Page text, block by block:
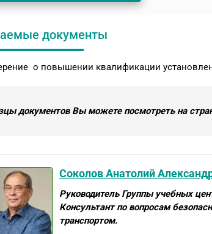
документы
о повышении квалификации
документов Вы можете посмотреть на
Соколов Анатолий
Руководитель Группы учебных
Консультант по вопросам
транспортом.